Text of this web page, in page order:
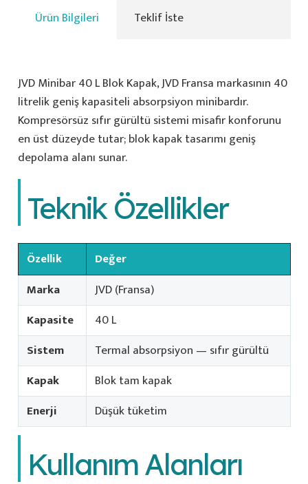
Ürün Bilgileri Teklif İste
JVD Minibar 40 L Blok Kapak, JVD Fransa markasının 40
litrelik geniş kapasiteli absorpsiyon minibardır.
Kompresörsüz sıfır gürültü sistemi misafir konforunu
en üst düzeyde tutar; blok kapak tasarımı geniş
depolama alanı sunar.
Teknik Özellikler
Özellik
Değer
Marka
JVD (Fransa)
Kapasite
40 L
Sistem
Termal absorpsiyon — sıfır gürültü
Kapak
Blok tam kapak
Enerji
Düşük tüketim
Kullanım Alanları